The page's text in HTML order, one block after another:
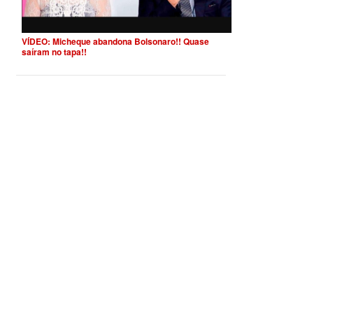
VÍDEO: Micheque abandona Bolsonaro!! Quase
saíram no tapa!!